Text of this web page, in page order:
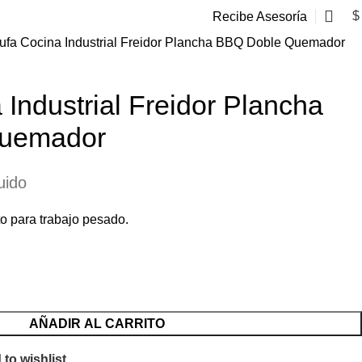
Recibe Asesoría $
Cocina Industrial Freidor Plancha BBQ Doble Quemador
Industrial Freidor Plancha
para trabajo pesado.
AÑADIR AL CARRITO
to wishlist